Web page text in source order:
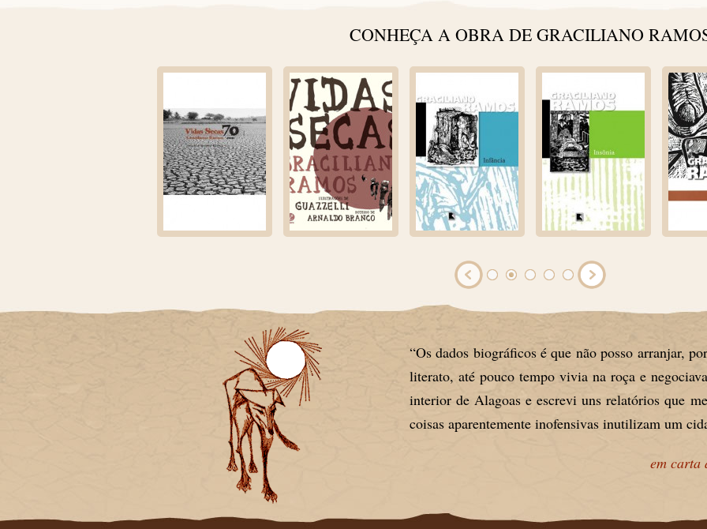
CONHEÇA A OBRA DE GRACILIANO
“Os dados biográficos é que não posso arranjar,
literato, até pouco tempo vivia na roça e
interior de Alagoas e escrevi uns relatórios que
coisas aparentemente inofensivas inutilizam um
em carta